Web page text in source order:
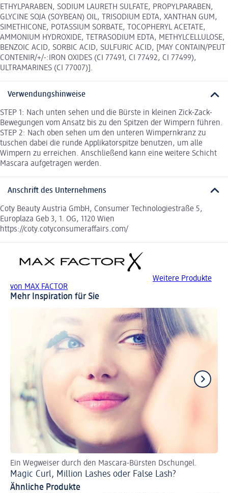
ETHYLPARABEN, SODIUM LAURETH SULFATE, PROPYLPARABEN,
GLYCINE SOJA (SOYBEAN) OIL, TRISODIUM EDTA, XANTHAN GUM,
SIMETHICONE, POTASSIUM SORBATE, TOCOPHERYL ACETATE,
AMMONIUM HYDROXIDE, TETRASODIUM EDTA, METHYLCELLULOSE,
BENZOIC ACID, SORBIC ACID, SULFURIC ACID, [MAY CONTAIN/PEUT
CONTENIR/+/-:IRON OXIDES (CI 77491, CI 77492, CI 77499),
ULTRAMARINES (CI 77007)].
Verwendungshinweise
STEP 1: Nach unten sehen und die Bürste in kleinen Zick-Zack-
Bewegungen vom Ansatz bis zu den Spitzen der Wimpern führen.
STEP 2: Nach oben sehen um den unteren Wimpernkranz zu
tuschen dabei die runde Applikatorspitze benutzen, um alle
Wimpern zu erreichen. Anschließend kann eine weitere Schicht
Mascara aufgetragen werden.
Anschrift des Unternehmens
Coty Beauty Austria GmbH, Consumer Technologiestraße 5,
Europlaza Geb 3, 1. OG, 1120 Wien
https://coty.cotyconsumeraffairs.com/
Weitere Produkte
von MAX FACTOR
Mehr Inspiration für Sie
Ein Wegweiser durch den Mascara-Bürsten Dschungel.
Magic Curl, Million Lashes oder False Lash?
Ähnliche Produkte